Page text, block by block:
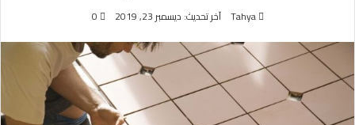
Tahya آخر تحديث: ديسمبر 23, 2019 0